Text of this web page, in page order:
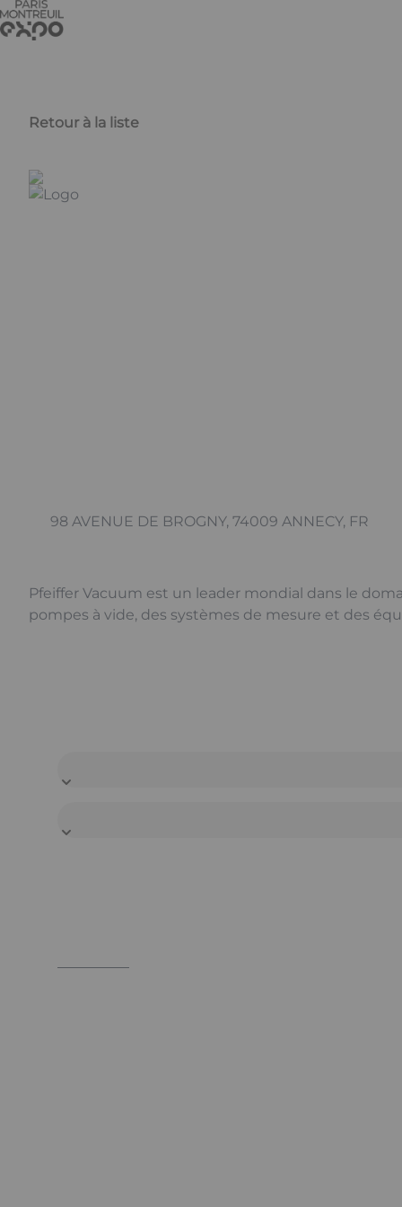
Aller au contenu principal
Retour à la liste
98 AVENUE DE BROGNY, 74009 ANNECY, FR
Pfeiffer Vacuum est un leader mondial dans le
pompes à vide, des systèmes de mesure et des
Panneau de gestion des cookies